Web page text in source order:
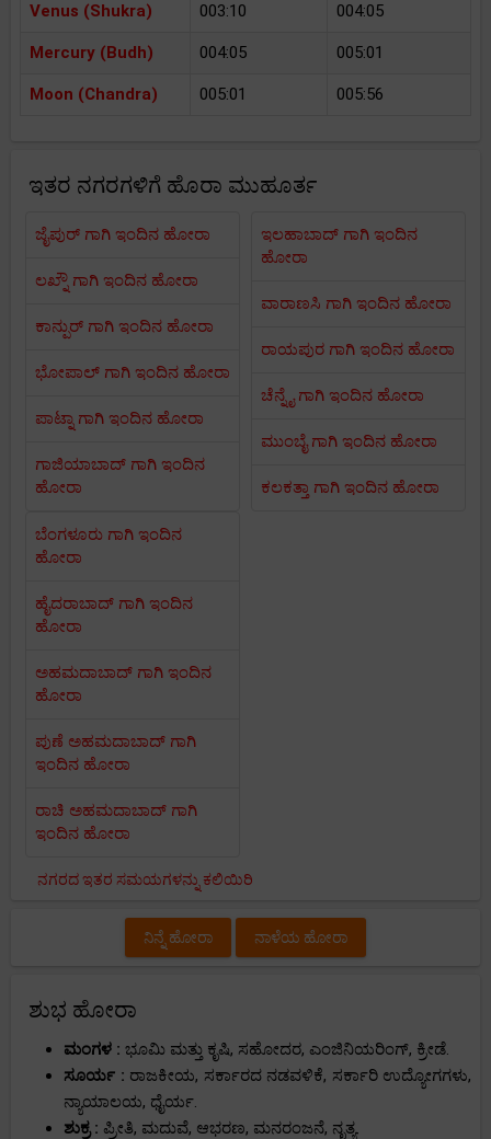
Venus (Shukra) 003:10 004:05
Mercury (Budh) 004:05 005:01
Moon (Chandra) 005:01 005:56
ಇತರ ನಗರಗಳಿಗೆ ಹೊರಾ ಮುಹೂರ್ತ
ಜೈಪುರ್ ಗಾಗಿ ಇಂದಿನ ಹೋರಾ
ಲಖ್ನೌ ಗಾಗಿ ಇಂದಿನ ಹೋರಾ
ಕಾನ್ಪುರ್ ಗಾಗಿ ಇಂದಿನ ಹೋರಾ
ಭೋಪಾಲ್ ಗಾಗಿ ಇಂದಿನ ಹೋರಾ
ಪಾಟ್ನಾ ಗಾಗಿ ಇಂದಿನ ಹೋರಾ
ಗಾಜಿಯಾಬಾದ್ ಗಾಗಿ ಇಂದಿನ
ಹೋರಾ
ಇಲಹಾಬಾದ್ ಗಾಗಿ ಇಂದಿನ
ಹೋರಾ
ವಾರಾಣಸಿ ಗಾಗಿ ಇಂದಿನ ಹೋರಾ
ರಾಯಪುರ ಗಾಗಿ ಇಂದಿನ ಹೋರಾ
ಚೆನ್ನೈ ಗಾಗಿ ಇಂದಿನ ಹೋರಾ
ಮುಂಬೈ ಗಾಗಿ ಇಂದಿನ ಹೋರಾ
ಕಲಕತ್ತಾ ಗಾಗಿ ಇಂದಿನ ಹೋರಾ
ಬೆಂಗಳೂರು ಗಾಗಿ ಇಂದಿನ
ಹೋರಾ
ಹೈದರಾಬಾದ್ ಗಾಗಿ ಇಂದಿನ
ಹೋರಾ
ಅಹಮದಾಬಾದ್ ಗಾಗಿ ಇಂದಿನ
ಹೋರಾ
ಪುಣೆ ಅಹಮದಾಬಾದ್ ಗಾಗಿ
ಇಂದಿನ ಹೋರಾ
ರಾಚಿ ಅಹಮದಾಬಾದ್ ಗಾಗಿ
ಇಂದಿನ ಹೋರಾ
ನಗರದ ಇತರ ಸಮಯಗಳನ್ನು ಕಲಿಯಿರಿ
ನಿನ್ನೆ ಹೋರಾ ನಾಳೆಯ ಹೋರಾ
ಶುಭ ಹೋರಾ
ಮಂಗಳ : ಭೂಮಿ ಮತ್ತು ಕೃಷಿ, ಸಹೋದರ, ಎಂಜಿನಿಯರಿಂಗ್, ಕ್ರೀಡೆ.
ಸೂರ್ಯ : ರಾಜಕೀಯ, ಸರ್ಕಾರದ ನಡವಳಿಕೆ, ಸರ್ಕಾರಿ ಉದ್ಯೋಗಗಳು,
ನ್ಯಾಯಾಲಯ, ಧೈರ್ಯ.
ಶುಕ್ರ : ಪ್ರೀತಿ, ಮದುವೆ, ಆಭರಣ, ಮನರಂಜನೆ, ನೃತ್ಯ.